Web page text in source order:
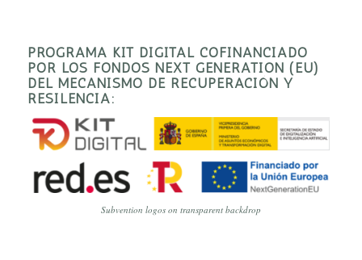
PROGRAMA KIT DIGITAL COFINANCIADO
POR LOS FONDOS NEXT GENERATION (EU)
DEL MECANISMO DE RECUPERACIÓN Y
RESILENCIA:
Subvention logos on transparent backdrop